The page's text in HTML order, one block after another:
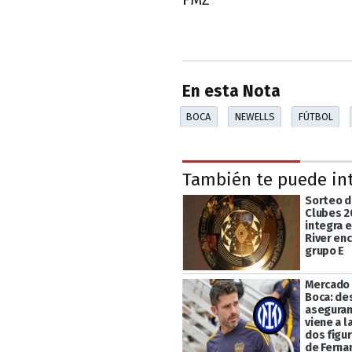
En esta Nota
BOCA NEWELLS FÚTBOL
También te puede
Sorteo
Clubes
integra
River
grupo E
Boca:
viene a
dos
de